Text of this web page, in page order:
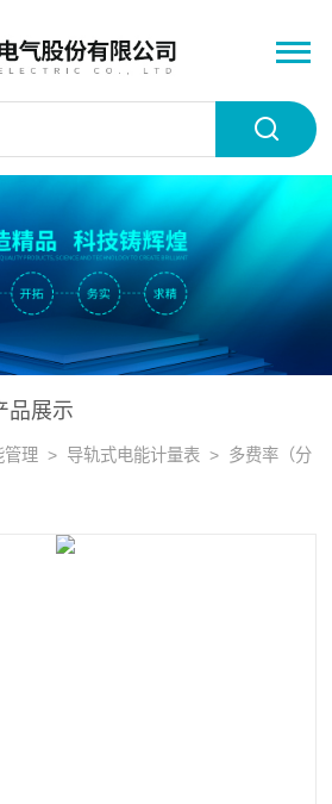
品展示
管理 > 导轨式电能计量表 > 多费率（分